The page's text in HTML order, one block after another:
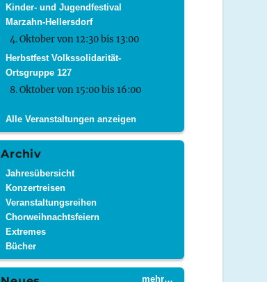
Kinder- und Jugendfestival
Marzahn-Hellersdorf
4. Oktober von 12:30bis13:00
Herbstfest Volkssolidarität-
Ortsgruppe 127
8. Oktober von 15:00bis16:00
Alle Veranstaltungen anzeigen
Archiv
Jahresübersicht
Konzertreisen
Veranstaltungsreihen
Chorweihnachtsfeiern
Extremes
Bücher
mehr…